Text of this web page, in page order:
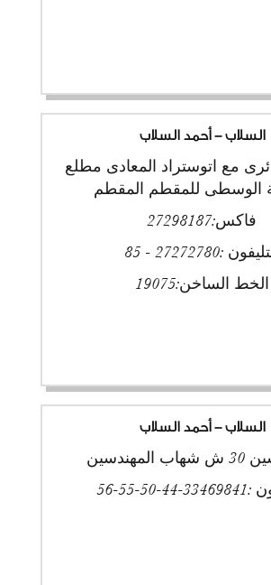
السلاب - أحمد السلاب
مع اتوستراد المعادى مطلع
الوسطى للمقطم المقطم
فاكس:27298187
:
27272780 - 85
الخط الساخن:19075
السلاب - أحمد السلاب
المهندسين
:
33469841-44-50-55-56